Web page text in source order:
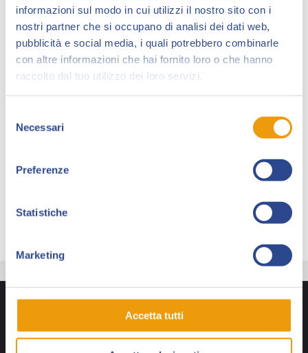
informazioni sul modo in cui utilizzi il nostro sito con i
nostri partner che si occupano di analisi dei dati web,
pubblicità e social media, i quali potrebbero combinarle
con altre informazioni che hai fornito loro o che hanno
raccolto dal tuo utilizzo dei loro servizi.
delNecessari
Preferenze
Statistiche
Marketing
Accetta tutti
Tavoleoriginali.netè dal 2000 il primo sito italiano
dedicato alla vendita delle tavole originali.
A Collezionando 2018 il suo stand presenterà dai più
importantimaestri del fumetto italiano(come
Carnevale), ai
(come
eccezionali, senza scordare il
mondo bonelliano
personaggi.